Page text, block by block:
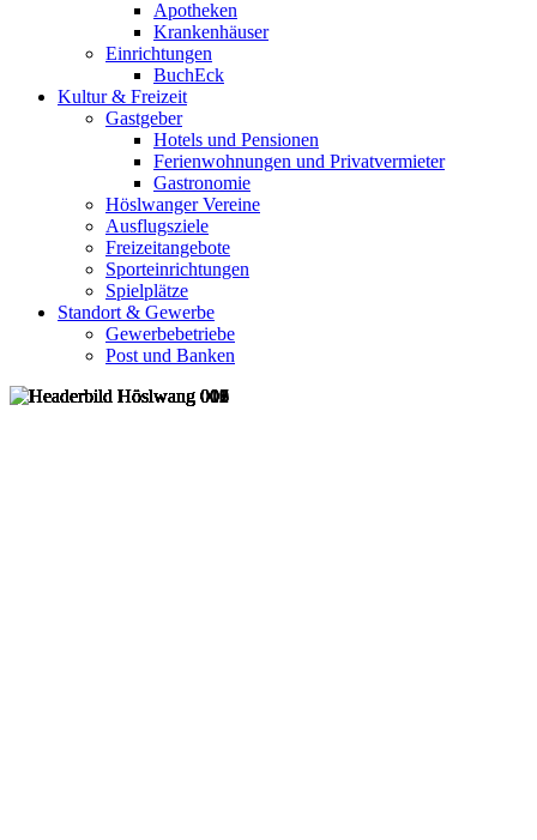
Apotheken
Krankenhäuser
Einrichtungen
BuchEck
Kultur & Freizeit
Gastgeber
Hotels und Pensionen
Ferienwohnungen und Privatvermieter
Gastronomie
Höslwanger Vereine
Ausflugsziele
Freizeitangebote
Sporteinrichtungen
Spielplätze
Standort & Gewerbe
Gewerbebetriebe
Post und Banken